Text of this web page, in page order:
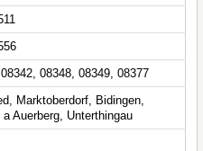
08348, 08349, 08377
Marktoberdorf, Bidingen,
Auerberg, Unterthingau